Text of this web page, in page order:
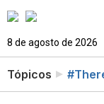
8 de agosto de 2026
Tópicos